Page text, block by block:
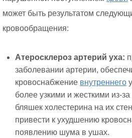
может быть результатом
кровообращения:
Атеросклероз артерий уха:
заболевании артерии,
кровоснабжение внутреннего
более узкими и жесткими из-
бляшек холестерина на их
привести к ухудшению
появлению шума в ушах.